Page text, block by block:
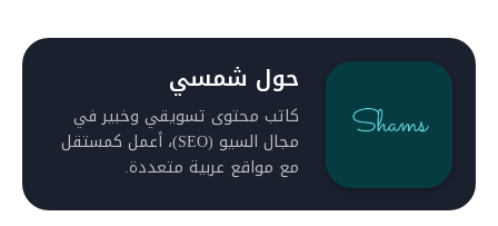
حول شمسي
كاتب محتوى تسويقي وخبير في
مجال السيو (SEO)، أعمل كمستقل
مع مواقع عربية متعددة.